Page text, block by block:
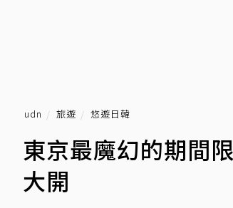
udn 旅遊 悠遊日韓
東京最魔幻的期間
大開